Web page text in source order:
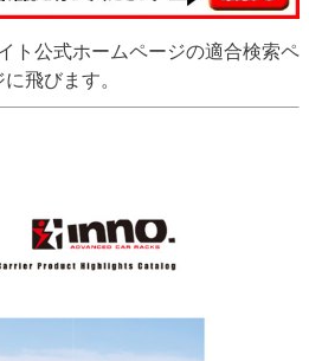
ト公式ホームページの適合検索ペ
に飛びます。